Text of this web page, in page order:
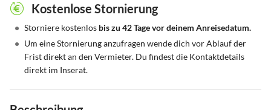
Kostenlose Stornierung
• Storniere kostenlos bis zu 42 Tage vor deinem Anreisedatum.
• Um eine Stornierung anzufragen wende dich vor Ablauf der
Frist direkt an den Vermieter. Du findest die Kontaktdetails
direkt im Inserat.